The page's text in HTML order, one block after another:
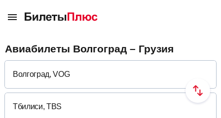
Авиабилеты Волгоград – Грузия